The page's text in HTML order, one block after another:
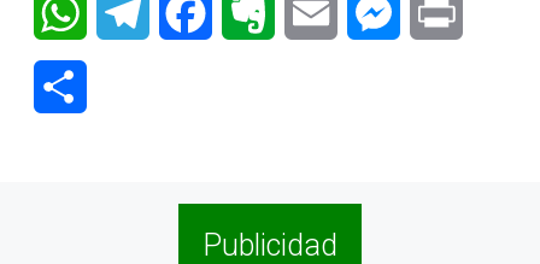
WhatsAppTelegram FacebookEvernote Email Messenger
Publicidad